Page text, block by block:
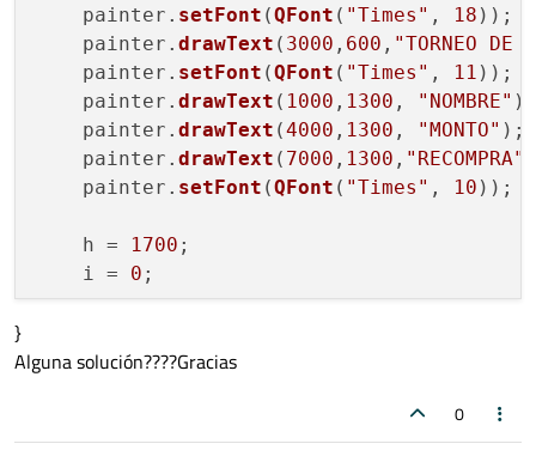
    painter.
setFont (QFont ( "Times" , 18 ));
    painter.
drawText ( 3000 , 600 , "TORNEO DE
    painter.
setFont (QFont ( "Times" , 11 ));
    painter.
drawText ( 1000 , 1300 , "NOMBRE" );
    painter.
drawText (4000 , 1300 , "MONTO" );
    painter.
drawText ( 7000 , 1300 , "RECOMPRA"
    painter.
setFont (QFont ( "Times" , 10 ));
    h =
1700 ;
    i =
0 ;
       painter.
drawText
,h,ui
       i++;
}
Alguna solución????Gracias
0